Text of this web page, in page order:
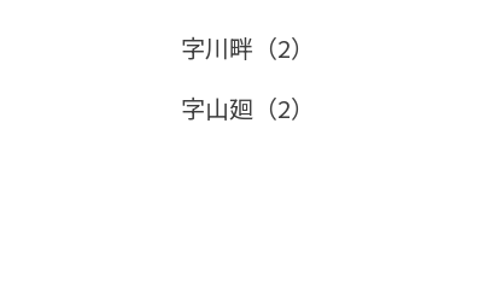
字川畔（2）
字山廻（2）